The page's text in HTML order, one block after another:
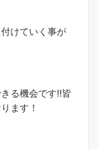
けていく事が
る機会です‼︎皆
ます！